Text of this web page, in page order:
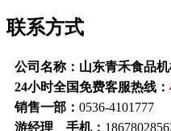
联系方式
公司名称：山东青禾食品机
24小时全国免费客服热线：
销售一部： 0536-4101777
游经理 手机：